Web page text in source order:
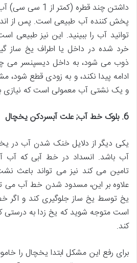
داشتن چند قطره
پخش کننده آب طبیعی است. پس از
توانید آب را ببینید. این نیز طبیعی
خرد شده در داخل یا اطراف یخ ساز
ذوب می شود، به داخل دیسپنسر می
ادامه پیدا نکند، و به زودی قطع شود،
و یک نشتی آب معمولی است که نیازی
6. بلوک خط آب; علت آبسردکن یخچال
یکی دیگر از دلایل خنک شدن آب در
آب باشد. انسداد در خط آبی که آب
تامین می کند نیز می تواند باعث
علاوه بر این، مسدود شدن خط آب می
یخ توسط یخ ساز جلوگیری کند و
است متوجه شوید که یخ زدا به درستی
کند.
برای رفع این مشکل ابتدا یخچال را